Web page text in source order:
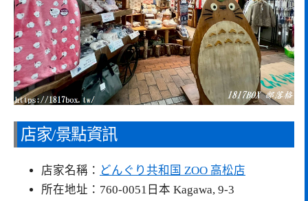
店家/景點資訊
店家名稱： どんぐり共和国 ZOO 高松店
所在地址：760-0051日本 Kagawa, 9-3